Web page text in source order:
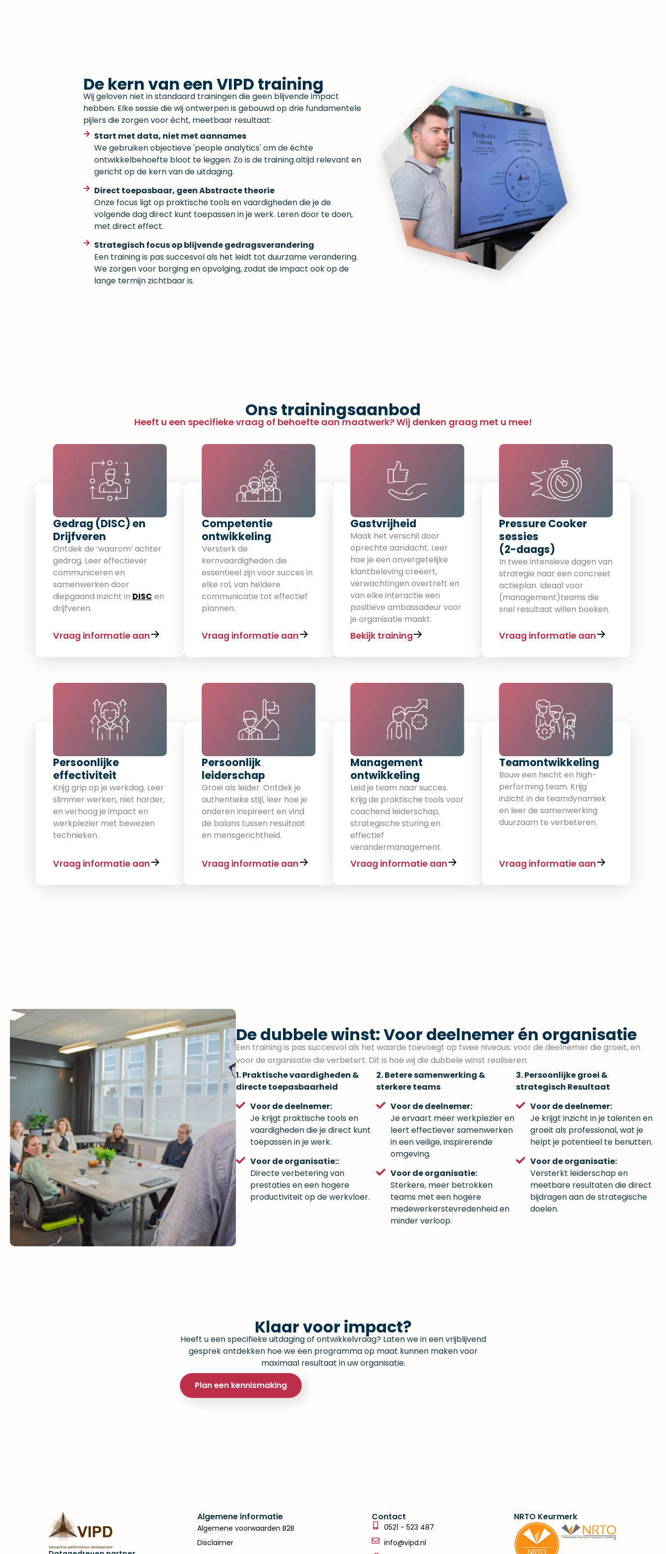
De kern van een VIPD training​
Wij geloven niet in standaard trainingen die geen blijvende impact
hebben. Elke sessie die wij ontwerpen is gebouwd op drie fundamentele
pijlers die zorgen voor écht, meetbaar resultaat:
Start met data, niet met aannames
We gebruiken objectieve 'people analytics' om de échte
ontwikkelbehoefte bloot te leggen. Zo is de training altijd relevant en
gericht op de kern van de uitdaging.
Direct toepasbaar, geen Abstracte theorie
Onze focus ligt op praktische tools en vaardigheden die je de
volgende dag direct kunt toepassen in je werk. Leren door te doen,
met direct effect.
Strategisch focus op blijvende gedragsverandering
Een training is pas succesvol als het leidt tot duurzame verandering.
We zorgen voor borging en opvolging, zodat de impact ook op de
lange termijn zichtbaar is.
Ons trainingsaanbod​
Heeft u een specifieke vraag of behoefte aan maatwerk? Wij denken graag met u mee!
Gedrag (DISC) en
Drijfveren​
Ontdek de ‘waarom’ achter
gedrag. Leer effectiever
communiceren en
samenwerken door
diepgaand inzicht in DISC en
drijfveren.
Vraag informatie aan
Competentie
ontwikkeling​
Versterk de
kernvaardigheden die
essentieel zijn voor succes in
elke rol, van heldere
communicatie tot effectief
plannen.
Vraag informatie aan
Gastvrijheid​
Maak het verschil door
oprechte aandacht. Leer
hoe je een onvergetelijke
klantbeleving creëert,
verwachtingen overtreft en
van elke interactie een
positieve ambassadeur voor
je organisatie maakt.
Bekijk training
Pressure Cooker
sessies
(2-daags)​
In twee intensieve dagen van
strategie naar een concreet
actieplan. Ideaal voor
(management)teams die
snel resultaat willen boeken.
Vraag informatie aan
Persoonlijke
effectiviteit​
Krijg grip op je werkdag. Leer
slimmer werken, niet harder,
en verhoog je impact en
werkplezier met bewezen
technieken.
Vraag informatie aan
Persoonlijk
leiderschap​
Groei als leider. Ontdek je
authentieke stijl, leer hoe je
anderen inspireert en vind
de balans tussen resultaat
en mensgerichtheid.
Vraag informatie aan
Management
ontwikkeling​
Leid je team naar succes.
Krijg de praktische tools voor
coachend leiderschap,
strategische sturing en
effectief
verandermanagement.
Vraag informatie aan
Teamontwikkeling​
Bouw een hecht en high-
performing team. Krijg
inzicht in de teamdynamiek
en leer de samenwerking
duurzaam te verbeteren.
Vraag informatie aan
De dubbele winst: Voor deelnemer én organisatie
Een training is pas succesvol als het waarde toevoegt op twee niveaus: voor de deelnemer die groeit, en
voor de organisatie die verbetert. Dit is hoe wij die dubbele winst realiseren:
1. Praktische vaardigheden &
directe toepasbaarheid
Voor de deelnemer:
Je krijgt praktische tools en
vaardigheden die je direct kunt
toepassen in je werk.
Voor de organisatie::
Directe verbetering van
prestaties en een hogere
productiviteit op de werkvloer.
2. Betere samenwerking &
sterkere teams
Voor de deelnemer:
Je ervaart meer werkplezier en
leert effectiever samenwerken
in een veilige, inspirerende
omgeving.
Voor de organisatie:
Sterkere, meer betrokken
teams met een hogere
medewerkerstevredenheid en
minder verloop.
3. Persoonlijke groei &
strategisch Resultaat
Voor de deelnemer:
Je krijgt inzicht in je talenten en
groeit als professional, wat je
helpt je potentieel te benutten.
Voor de organisatie:
Versterkt leiderschap en
meetbare resultaten die direct
bijdragen aan de strategische
doelen.
Klaar voor impact?​
Heeft u een specifieke uitdaging of ontwikkelvraag? Laten we in een vrijblijvend
gesprek ontdekken hoe we een programma op maat kunnen maken voor
maximaal resultaat in uw organisatie.
Plan een kennismaking
Algemene informatie
Algemene voorwaarden B2B
Disclaimer
Contact
0521 - 523 487
info@vipd.nl
NRTO Keurmerk